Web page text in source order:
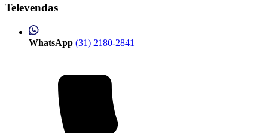
Televendas
WhatsApp (31) 2180-2841